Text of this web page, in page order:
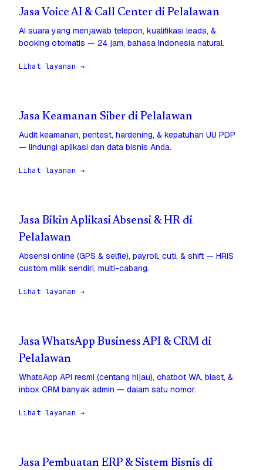
Jasa Voice AI & Call Center di Pelalawan
AI suara yang menjawab telepon, kualifikasi leads, &
booking otomatis — 24 jam, bahasa Indonesia natural.
Lihat layanan →
Jasa Keamanan Siber di Pelalawan
Audit keamanan, pentest, hardening, & kepatuhan UU PDP
— lindungi aplikasi dan data bisnis Anda.
Lihat layanan →
Jasa Bikin Aplikasi Absensi & HR di
Pelalawan
Absensi online (GPS & selfie), payroll, cuti, & shift — HRIS
custom milik sendiri, multi-cabang.
Lihat layanan →
Jasa WhatsApp Business API & CRM di
Pelalawan
WhatsApp API resmi (centang hijau), chatbot WA, blast, &
inbox CRM banyak admin — dalam satu nomor.
Lihat layanan →
Jasa Pembuatan ERP & Sistem Bisnis di